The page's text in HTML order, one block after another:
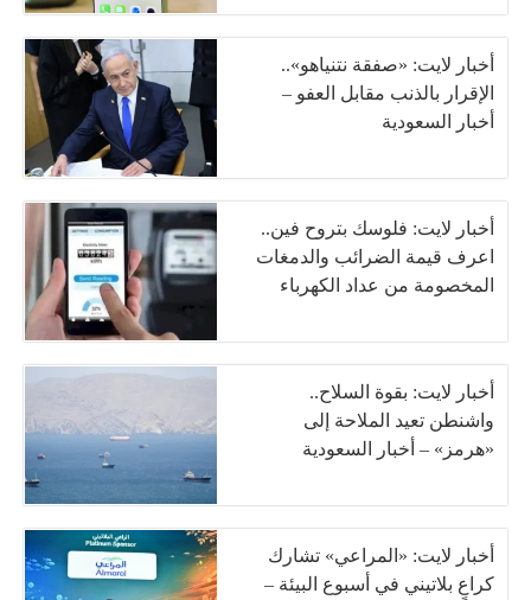
أخبار لايت: «صفقة نتنياهو»..
الإقرار بالذنب مقابل العفو –
أخبار السعودية
أخبار لايت: فلوسك بتروح فين..
اعرف قيمة الضرائب والدمغات
المخصومة من عداد الكهرباء
أخبار لايت: بقوة السلاح..
واشنطن تعيد الملاحة إلى
«هرمز» – أخبار السعودية
أخبار لايت: «المراعي» تشارك
كراعٍ بلاتيني في أسبوع البيئة –